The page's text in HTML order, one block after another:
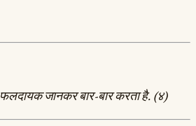
फलदायक जानकर बार-बार करता है. (४)